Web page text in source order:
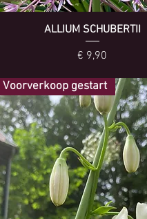
ALLIUM SCHUBERTII
Prijs
€ 9,90
Voorverkoop gestart